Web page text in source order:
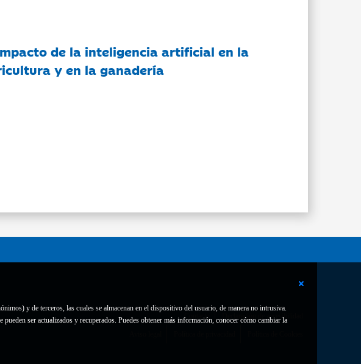
y de terceros, las cuales se almacenan en el dispositivo del usuario, de manera no intrusiva.
ser actualizados y recuperados. Puedes obtener más información, conocer cómo cambiar la
de la inteligencia artificial en la
y en la ganadería
Contacto Declaración de accesibilidad